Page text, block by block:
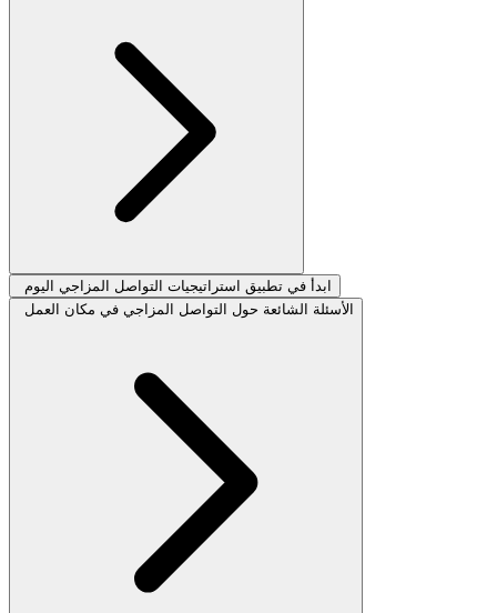
ابدأ في تطبيق استراتيجيات التواصل المزاجي اليوم
الأسئلة الشائعة حول التواصل المزاجي في مكان العمل